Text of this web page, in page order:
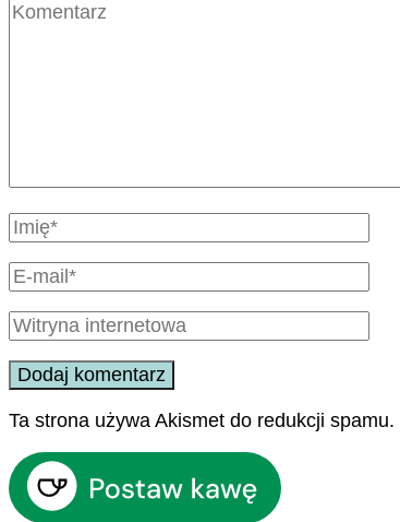
Ta strona używa Akismet do redukcji spamu.